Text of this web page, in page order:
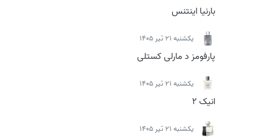
بارنیا اینتنس
يكشنبه 21 تیر 1405
پارفومز د مارلی کستلی
يكشنبه 21 تیر 1405
انیک 2
يكشنبه 21 تیر 1405